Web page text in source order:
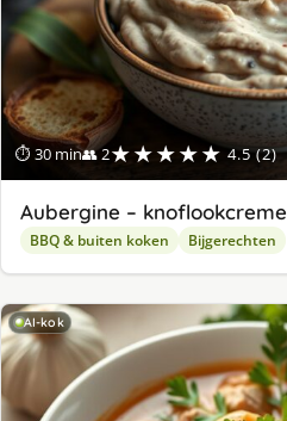
⏱ 30 min👥 2★★★★★ 4.5 (2)
Aubergine – knoflookcreme
BBQ & buiten koken Bijgerechten
AI-kok